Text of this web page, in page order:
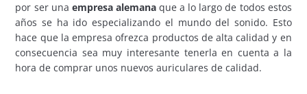
por ser una empresa alemanaque a lo largo de todos estos
años se ha ido especializando el mundo del sonido. Esto
hace que la empresa ofrezca productos de alta calidad y en
consecuencia sea muy interesante tenerla en cuenta a la
hora de comprar unos nuevos auriculares de calidad.